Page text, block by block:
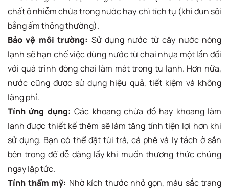
chất ô nhiễm chứa trong nước hay chì tích tụ (khi đun sôi
bằng ấm thông thường).
Bảo vệ môi trường: Sử dụng nước từ cây nước nóng
lạnh sẽ hạn chế việc dùng nước từ chai nhựa một lần đối
với quá trình đóng chai làm mát trong tủ lạnh. Hơn nữa,
nước cũng được sử dụng hiệu quả, tiết kiệm và không
lãng phí.
Tính ứng dụng:Các khoang chứa đồ hay khoang làm
lạnh được thiết kế thêm sẽ làm tăng tính tiện lợi hơn khi
sử dụng. Bạn có thể đặt túi trà, cà phê và ly tách ở sẵn
bên trong để dễ dàng lấy khi muốn thưởng thức chúng
ngay lập tức.
Tính thẩm mỹ: Nhờ kích thước nhỏ gọn, màu sắc trang